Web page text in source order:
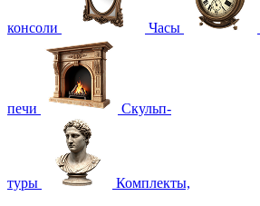
консоли Часы
печи Скульп-
туры Комплекты,